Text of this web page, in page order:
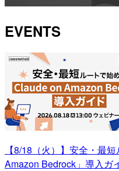
EVENTS
【8/18（火）】安全・最
Amazon Bedrock」導入ガ